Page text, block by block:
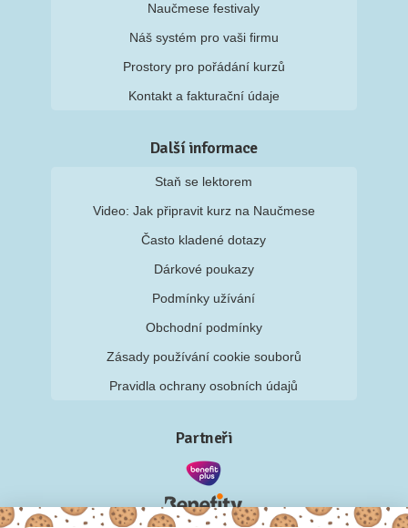
Naučmese festivaly
Náš systém pro vaši firmu
Prostory pro pořádání kurzů
Kontakt a fakturační údaje
Další informace
Staň se lektorem
Video: Jak připravit kurz na Naučmese
Často kladené dotazy
Dárkové poukazy
Podmínky užívání
Obchodní podmínky
Zásady používání cookie souborů
Pravidla ochrany osobních údajů
Partneři